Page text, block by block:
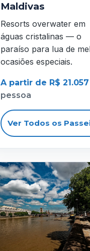
Maldivas
Resorts overwater em
águas cristalinas — o
paraíso para lua de
ocasiões especiais.
A partir de R$ 21.057
pessoa
Ver Todos os